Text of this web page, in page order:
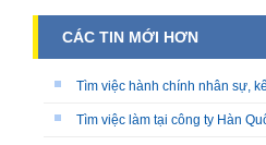
CÁC TIN MỚI HƠN
Tìm việc hành chính nhân sự,
Tìm việc làm tại công ty Hàn